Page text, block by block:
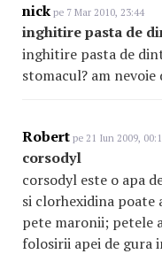
nick pe 7 Mar 2010, 23:44
inghitire pasta de
inghitire pasta de
stomacul? am nevoie
Robert pe 21 Iun 2009,
corsodyl
corsodyl este o apa
si clorhexidina poate
pete maronii; petele
folosirii apei de gura